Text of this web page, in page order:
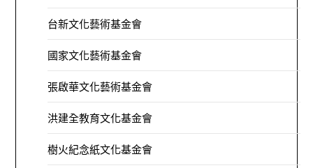
台新文化藝術基金會
國家文化藝術基金會
張啟華文化藝術基金會
洪建全教育文化基金會
樹火紀念紙文化基金會